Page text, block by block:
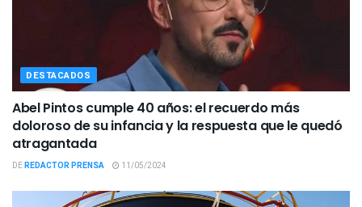
DESTACADOS
Abel Pintos cumple 40 años: el recuerdo más
doloroso de su infancia y la respuesta que le quedó
atragantada
DEREDACTOR PRENSA 11/05/2024